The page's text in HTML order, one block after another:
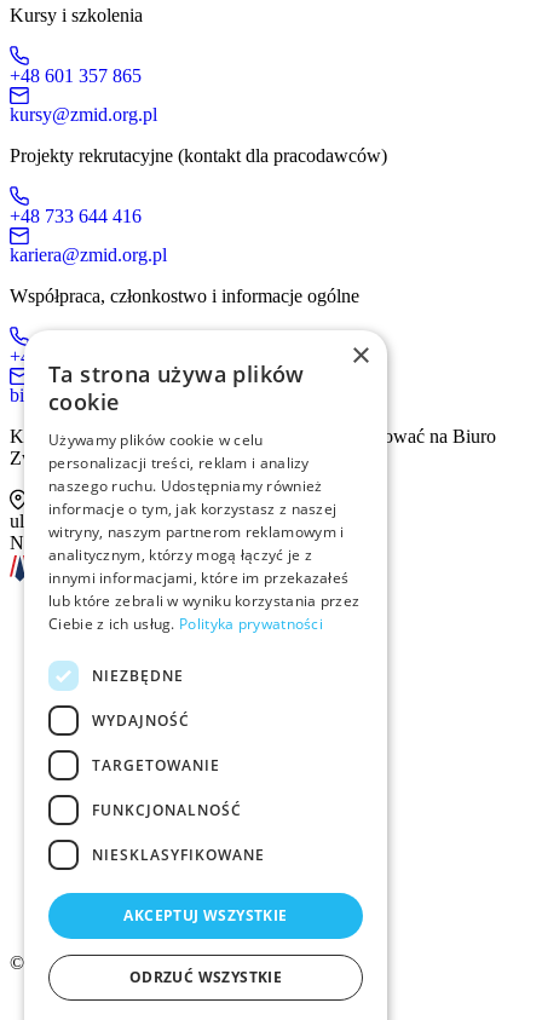
Kursy i szkolenia
+48 601 357 865
kursy@zmid.org.pl
Projekty rekrutacyjne (kontakt dla pracodawców)
+48 733 644 416
kariera@zmid.org.pl
Współpraca, członkostwo i informacje ogólne
+48 519 536 405
biuro@zmid.org.pl
Kontakt tradycyjną drogą pocztową prosimy kierować na Biuro
Związku:
ul. Sienna 93 lok. 2, 00-815 Warszawa
NIP: 526-13-30-874
Szkolenia
Rekrutacja
Członkostwo
Kontakt
© 2026 ZMiD.org.pl
Regulamin
×
Ta strona używa plików
cookie
Używamy plików cookie w celu
personalizacji treści, reklam i analizy
naszego ruchu. Udostępniamy również
informacje o tym, jak korzystasz z naszej
witryny, naszym partnerom reklamowym i
analitycznym, którzy mogą łączyć je z
innymi informacjami, które im przekazałeś
lub które zebrali w wyniku korzystania przez
Ciebie z ich usług. Polityka prywatności
NIEZBĘDNE
WYDAJNOŚĆ
TARGETOWANIE
FUNKCJONALNOŚĆ
NIESKLASYFIKOWANE
AKCEPTUJ WSZYSTKIE
ODRZUĆ WSZYSTKIE